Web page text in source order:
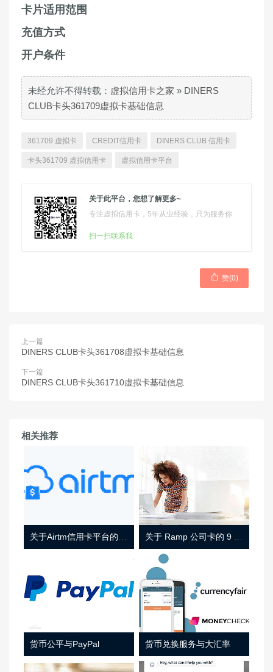
卡片适用范围
充值方式
开户条件
未经允许不得转载： 虚拟信用卡之家 » DINERS
CLUB卡头361709虚拟卡基础信息
361709 虚拟卡 CREDIT信用卡 DINERS CLUB 信用卡
卡头361709 虚拟信用卡 虚拟信用卡平台
关于此平台，您想了解更多~
专注虚拟信用卡，5年从业经验，只为服务你
扫一扫联系我
 赞(0)
上一篇
DINERS CLUB卡头361708虚拟卡基础信息
下一篇
DINERS CLUB卡头361710虚拟卡基础信息
相关推荐
货币公平与PayPal 货币兑换服务与大汇率